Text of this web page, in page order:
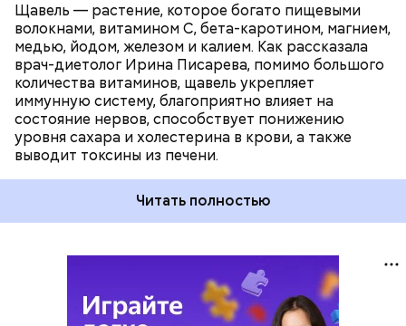
Щавель — растение, которое богато пищевыми
волокнами, витамином С, бета-каротином, магнием,
медью, йодом, железом и калием. Как рассказала
врач-диетолог Ирина Писарева, помимо большого
количества витаминов, щавель укрепляет
иммунную систему, благоприятно влияет на
состояние нервов, способствует понижению
уровня сахара и холестерина в крови, а также
выводит токсины из печени.
Читать полностью